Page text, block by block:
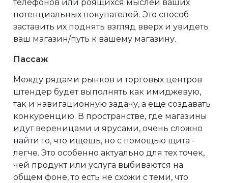
телефонов или роящихся мыслей ваших
потенциальных покупателей. Это способ
заставить их поднять взгляд вверх и увидеть
ваш магазин/путь к вашему магазину.
Пассаж
Между рядами рынков и торговых центров
штендер будет выполнять как имиджевую,
так и навигационную задачу, а еще создавать
конкуренцию. В пространстве, где магазины
идут вереницами и ярусами, очень сложно
найти то, что ищешь, но с помощью щита -
легче. Это особенно актуально для тех точек,
чей продукт или услуга выбиваются на
общем фоне, то есть не схожи с теми, что